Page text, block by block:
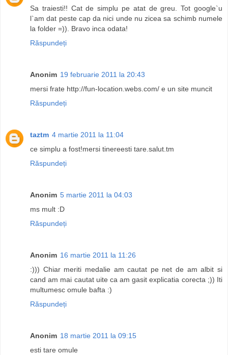
Sa traiesti!! Cat de simplu pe atat de greu. Tot google`u
l`am dat peste cap da nici unde nu zicea sa schimb numele
la folder =)). Bravo inca odata!
Răspundeți
Anonim 19 februarie 2011 la 20:43
mersi frate http://fun-location.webs.com/ e un site muncit
Răspundeți
taztm 4 martie 2011 la 11:04
ce simplu a fost!mersi tinereesti tare.salut.tm
Răspundeți
Anonim 5 martie 2011 la 04:03
ms mult :D
Răspundeți
Anonim 16 martie 2011 la 11:26
:))) Chiar meriti medalie am cautat pe net de am albit si
cand am mai cautat uite ca am gasit explicatia corecta ;)) Iti
multumesc omule bafta :)
Răspundeți
Anonim 18 martie 2011 la 09:15
esti tare omule